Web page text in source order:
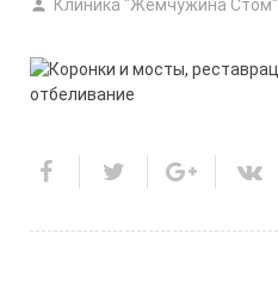
КОНТАКТЫ
Клиника "Жемчужина Стом"